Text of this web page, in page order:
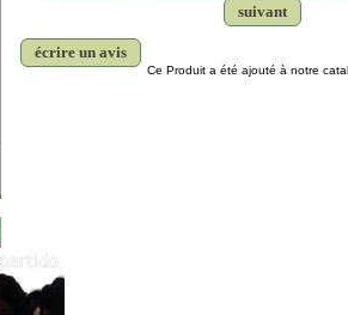
suivant
écrire un avis
Ce Produit a été ajouté à notre